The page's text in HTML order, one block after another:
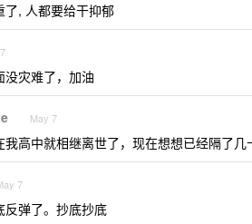
了, 人都要给干抑郁
没灾难了，加油
May 7
高中就相继离世了，现在想想已经隔了几
7
反弹了。抄底抄底